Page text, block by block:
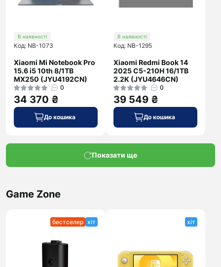
В наявності
Код: NB-1073
Xiaomi Mi Notebook Pro
15.6 i5 10th 8/1TB
MX250 (JYU4192CN)
0
34 370 ₴
До кошика
В наявності
Код: NB-1295
Xiaomi Redmi Book 14
2025 C5-210H 16/1TB
2.2K (JYU4646CN)
0
39 549 ₴
До кошика
Показати ще
Game Zone
бестселер хіт хіт